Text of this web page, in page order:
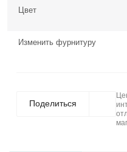
Цвет
Изменить фурнитуру
Поделиться